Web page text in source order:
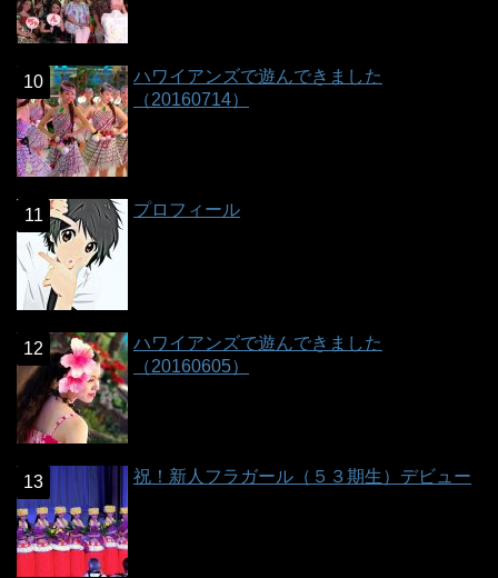
ハワイアンズで遊んできました
（20160714）
プロフィール
ハワイアンズで遊んできました
（20160605）
祝！新人フラガール（５３期生）デビュー